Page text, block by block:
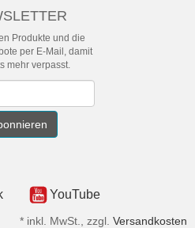
Produkte und die
per E-Mail, damit
mehr verpasst.
YouTube
* inkl. MwSt., zzgl. Versandkosten